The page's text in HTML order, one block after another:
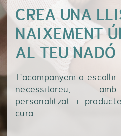
CREA UNA
NAIXEMENT
AL TEU NADÓ
T'acompanyem a
necessitareu,
personalitzat i
cura.